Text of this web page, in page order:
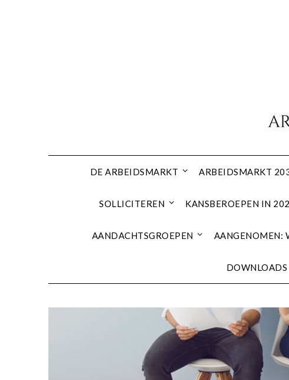
DE ARBEIDSMARKT ARBEIDSMARKT
SOLLICITEREN KANSBEROEPEN IN
AANDACHTSGROEPEN AANGENOMEN:
DOWNLOADS